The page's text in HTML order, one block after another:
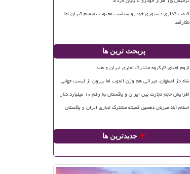
قیمت گذاری دستوری خودرو سیاست محبوب تصمیم گیران اما
ناکارآمد
پربحث ترین ها
لزوم احیای کارگروه مشترک تجاری ایران و هند
شاه دژ اصفهان، میراثی هم وزن الموت اما بیرون از لیست جهانی
افزایش حجم تجارت بین ایران و پاکستان به رقم ۱۰ میلیارد دلار
اسلام آباد میزبان دهمین کمیته مشترک تجاری ایران و پاکستان
جدیدترین ها